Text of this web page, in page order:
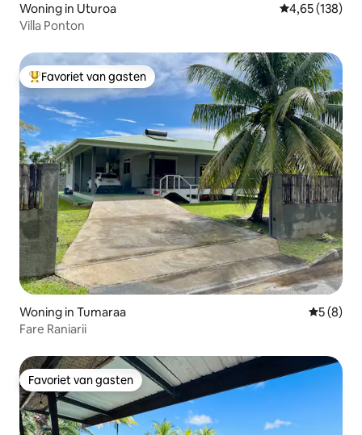
Woning in Uturoa Gemiddelde
4,65 (138)
Villa Ponton
Topfavoriet van gasten
Favoriet van gasten
Woning in Tumaraa
5 (8)
Fare Raniarii
Favoriet van gasten
Favoriet van gasten